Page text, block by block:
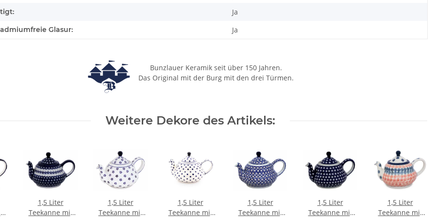
Ja
Glasur: Ja
Bunzlauer Keramik seit über 150 Jahren.
Das Original mit der Burg mit den drei Türmen.
Weitere Dekore des Artikels:
1,5 Liter
Teekanne mit
1,5 Liter
Teekanne mit
1,5 Liter
Teekanne mit
1,5 Liter
Teekanne mit
1,5 Liter
Teekanne mit
1,5 Liter
Teekanne mit